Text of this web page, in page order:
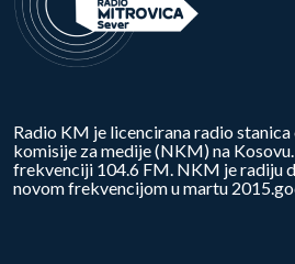
Radio KM je licencirana radio
komisije za medije (NKM) na
frekvenciji 104.6 FM. NKM je radiju
novom frekvencijom u martu